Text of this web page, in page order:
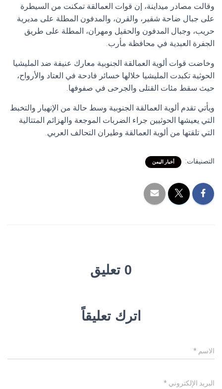
وقالت مصادر ميداينة، إن قوات العمالقة تمكنت من السيطرة
على جبال ضاحة شقير، والقرن، والمدفون المطلة على مديرية
حريب، وجبال المدفون والحقيل ومهران، المطلة على طريق
الجفرة العبدية في محافظة مأرب.
وخاضت قوات ألوية العمالقة الجنوبية معارك عنيفة ضد المليشيا
الحوثية تكبدت المليشيا خلالها خسائر فادحة في العتاد والأرواح،
حيث سقط مئات القتلى والجرحى في صفوفها.
ويأتي تقدم ألوية العمالقة الجنوبية وسط حالة من الإنهيار والتخبط
التي يعيشها الحوثيين جراء الضربات الموجعة والهزائم المتتالية
التي تلقتها من ألوية العمالقة وطيران التحالف العربي.
التصنيفات: أخبار اليمن
0 تعليق
اترك تعليقاً
الاسم *
البريد الإلكتروني *